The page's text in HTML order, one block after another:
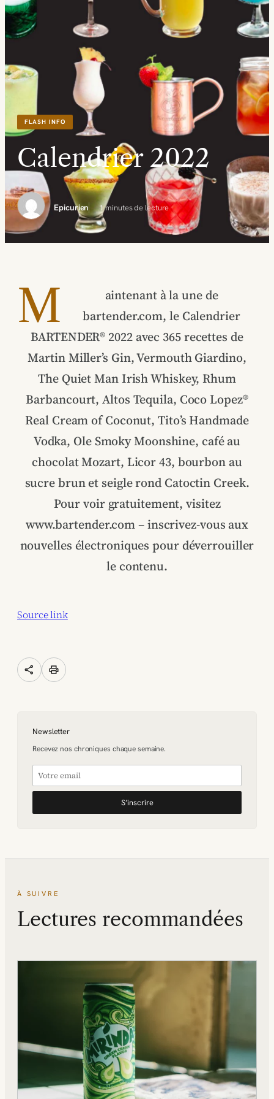
FLASH INFO
Calendrier 2022
Epicurien 1 minutes de lecture
M
aintenant à la une de
bartender.com, le Calendrier
BARTENDER® 2022 avec 365 recettes de
Martin Miller’s Gin, Vermouth Giardino,
The Quiet Man Irish Whiskey, Rhum
Barbancourt, Altos Tequila, Coco Lopez®
Real Cream of Coconut, Tito’s Handmade
Vodka, Ole Smoky Moonshine, café au
chocolat Mozart, Licor 43, bourbon au
sucre brun et seigle rond Catoctin Creek.
Pour voir gratuitement, visitez
www.bartender.com – inscrivez-vous aux
nouvelles électroniques pour déverrouiller
le contenu.
Source link
share print
Newsletter
Recevez nos chroniques chaque semaine.
S’inscrire
À SUIVRE
Lectures recommandées